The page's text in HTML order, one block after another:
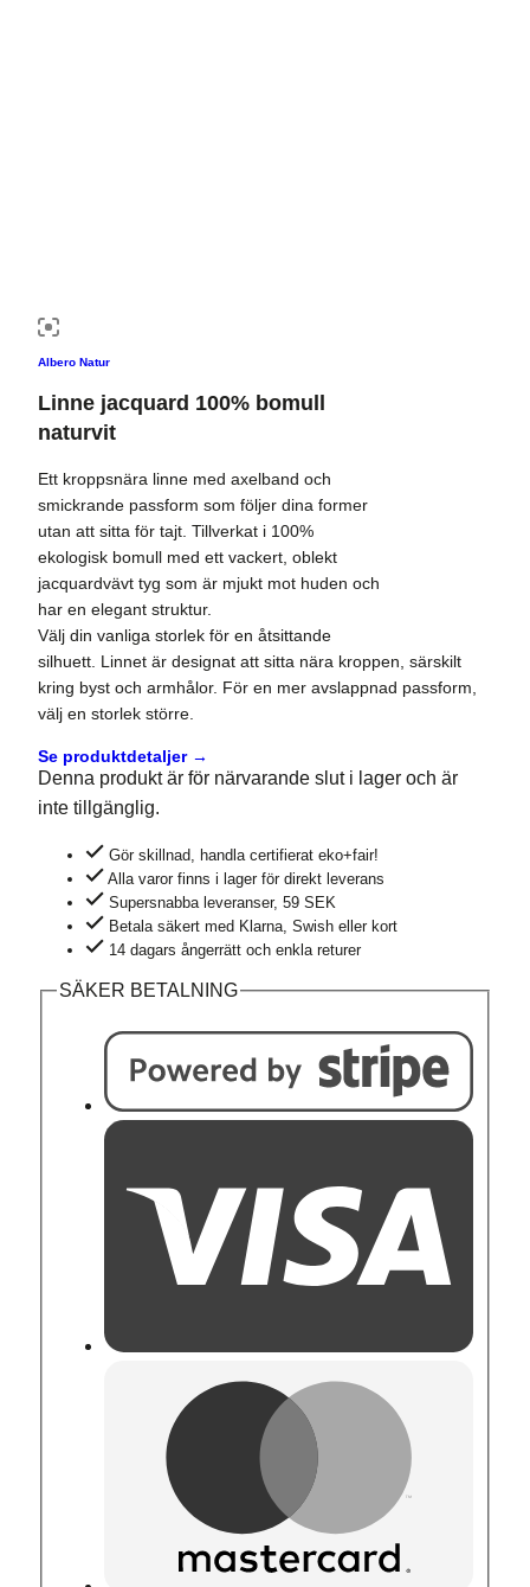
Albero Natur
Linne jacquard 100% bomull
naturvit
Ett kroppsnära linne med axelband och
smickrande passform som följer dina former
utan att sitta för tajt. Tillverkat i 100%
ekologisk bomull med ett vackert, oblekt
jacquardvävt tyg som är mjukt mot huden och
har en elegant struktur.
Välj din vanliga storlek för en åtsittande
silhuett. Linnet är designat att sitta nära kroppen, särskilt
kring byst och armhålor. För en mer avslappnad passform,
välj en storlek större.
Se produktdetaljer →
Denna produkt är för närvarande slut i lager och är
inte tillgänglig.
Gör skillnad, handla certifierat eko+fair!
Alla varor finns i lager för direkt leverans
Supersnabba leveranser, 59 SEK
Betala säkert med Klarna, Swish eller kort
14 dagars ångerrätt och enkla returer
SÄKER BETALNING